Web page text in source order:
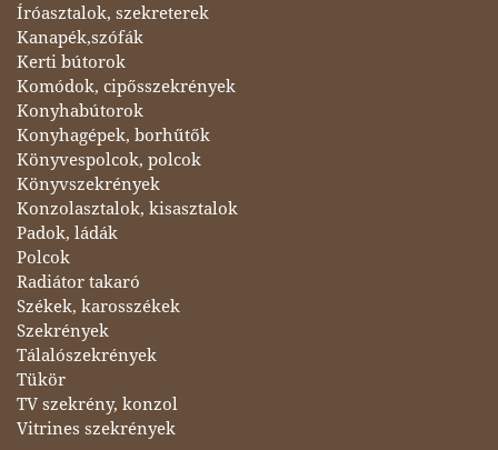
Íróasztalok, szekreterek
Kanapék,szófák
Kerti bútorok
Komódok, cipősszekrények
Konyhabútorok
Konyhagépek, borhűtők
Könyvespolcok, polcok
Könyvszekrények
Konzolasztalok, kisasztalok
Padok, ládák
Polcok
Radiátor takaró
Székek, karosszékek
Szekrények
Tálalószekrények
Tükör
TV szekrény, konzol
Vitrines szekrények